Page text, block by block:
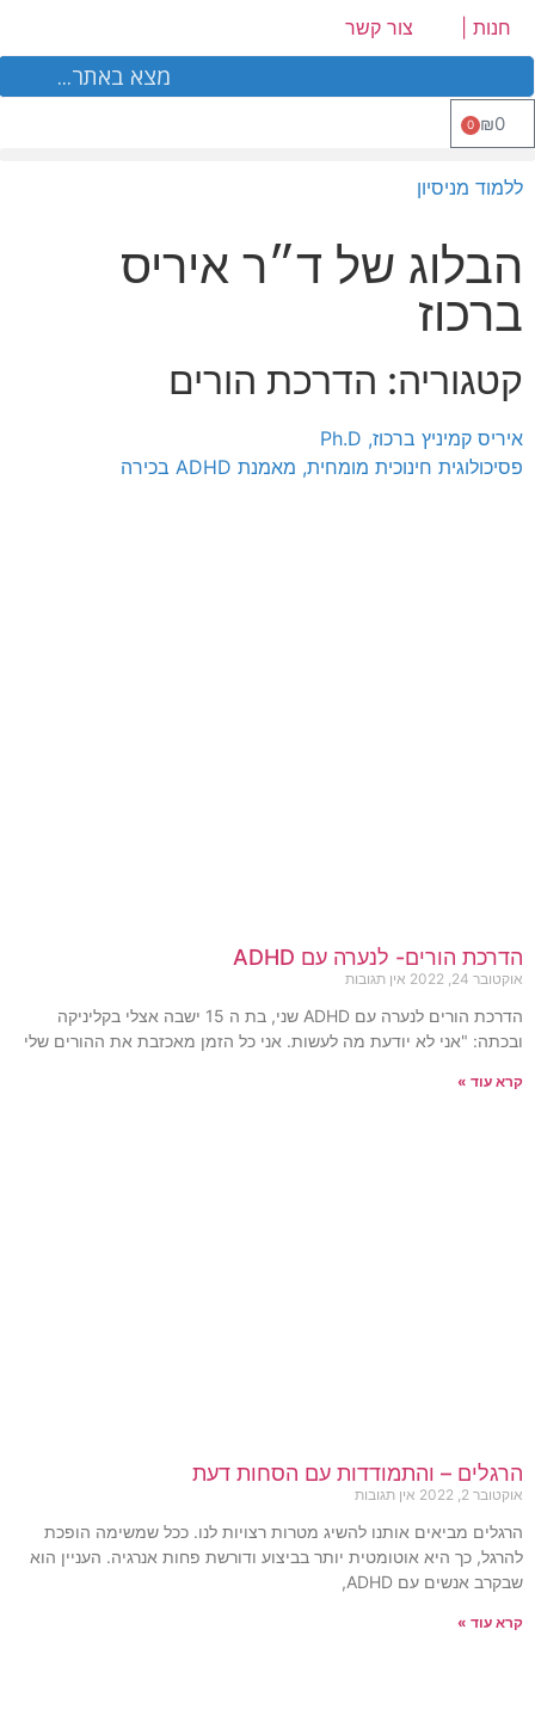
חנות | צור קשר
₪0
0
ללמוד מניסיון
הבלוג של ד״ר איריס
ברכוז
קטגוריה: הדרכת הורים
איריס קמיניץ ברכוז, Ph.D
פסיכולוגית חינוכית מומחית, מאמנת ADHD בכירה
הדרכת הורים- לנערה עם ADHD
אוקטובר 24, 2022 אין תגובות
הדרכת הורים לנערה עם ADHD שני, בת ה 15 ישבה אצלי בקליניקה
ובכתה: "אני לא יודעת מה לעשות. אני כל הזמן מאכזבת את ההורים שלי
קרא עוד »
הרגלים – והתמודדות עם הסחות דעת
אוקטובר 2, 2022 אין תגובות
הרגלים מביאים אותנו להשיג מטרות רצויות לנו. ככל שמשימה הופכת
להרגל, כך היא אוטומטית יותר בביצוע ודורשת פחות אנרגיה. העניין הוא
שבקרב אנשים עם ADHD,
קרא עוד »